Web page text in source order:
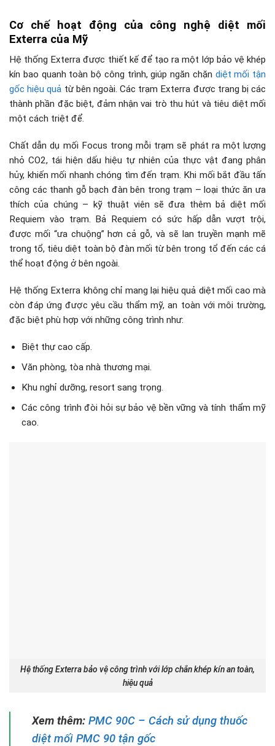
Cơ chế hoạt động của công nghệ diệt mối
Exterra của Mỹ
Hệ thống Exterra được thiết kế để tạo ra một lớp bảo vệ khép
kín bao quanh toàn bộ công trình, giúp ngăn chặn diệt mối tận
gốc hiệu quả từ bên ngoài. Các trạm Exterra được trang bị các
thành phần đặc biệt, đảm nhận vai trò thu hút và tiêu diệt mối
một cách triệt để.
Chất dẫn dụ mối Focus trong mỗi trạm sẽ phát ra một lượng
nhỏ CO2, tái hiện dấu hiệu tự nhiên của thực vật đang phân
hủy, khiến mối nhanh chóng tìm đến trạm. Khi mối bắt đầu tấn
công các thanh gỗ bạch đàn bên trong trạm – loại thức ăn ưa
thích của chúng – kỹ thuật viên sẽ đưa thêm bả diệt mối
Requiem vào trạm. Bả Requiem có sức hấp dẫn vượt trội,
được mối “ưa chuộng” hơn cả gỗ, và sẽ lan truyền mạnh mẽ
trong tổ, tiêu diệt toàn bộ đàn mối từ bên trong tổ đến các cá
thể hoạt động ở bên ngoài.
Hệ thống Exterra không chỉ mang lại hiệu quả diệt mối cao mà
còn đáp ứng được yêu cầu thẩm mỹ, an toàn với môi trường,
đặc biệt phù hợp với những công trình như:
Biệt thự cao cấp.
Văn phòng, tòa nhà thương mại.
Khu nghỉ dưỡng, resort sang trọng.
Các công trình đòi hỏi sự bảo vệ bền vững và tính thẩm mỹ
cao.
Hệ thống Exterra bảo vệ công trình với lớp chắn khép kín an toàn,
hiệu quả
Xem thêm: PMC 90C – Cách sử dụng thuốc
diệt mối PMC 90 tận gốc